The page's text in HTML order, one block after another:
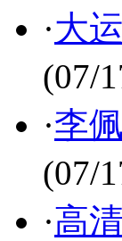
·大
(07/
·李
(07/
·高